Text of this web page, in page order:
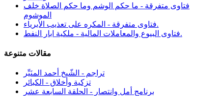
فتاوى متفرقة - ما حكم الوشم وما حكم الصلاة خلف
الموشوم
فتاوى متفرقة - المكره على تعذيب الأبرياء.
فتاوى البيوع والمعاملات المالية - ملكية ابار النفط.
مقالات متنوعة
تراجم - الشّيخ أحمد المنَيِّر
تزكية وأخلاق - الكبائر
برنامج أمل وانتصار - الحلقة السابعة عشر